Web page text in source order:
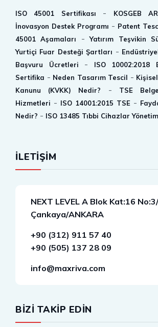
ISO 45001 Sertifikası -
KOSGEB
İnovasyon Destek Programı - Patent
45001 Aşamaları
-Yatırım Teşvikin
Yurtiçi Fuar Desteği Şartları -
Başvuru Ücretleri
- ISO 10002:2018
Sertifika - Neden Tasarım Tescil -
Kanunu (KVKK) Nedir?
-
TSE
Hizmetleri - ISO 14001:2015 TSE -
Nedir? - ISO 13485 Tıbbi Cihazlar
İLETİŞİM
NEXT LEVEL A Blok Kat:16
Çankaya/ANKARA
+90 (312) 911 57 40
+90 (505) 137 28 09
info@maxriva.com
BİZİ TAKİP EDİN